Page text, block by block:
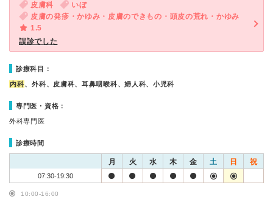
皮膚科
いぼ
皮膚の発疹・かゆみ・皮膚のできもの・頭皮の荒れ・かゆみ
1.5
誤診でした
診療科目：
内科、外科、皮膚科、耳鼻咽喉科、婦人科、小児科
専門医・資格：
外科専門医
診療時間
月 火 水 木 金 土 日 祝
07:30-19:30
10:00-16:00